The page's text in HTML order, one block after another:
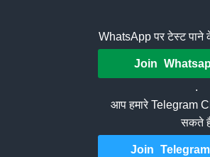
WhatsApp पर टेस्ट पाने
Join
.
आप हमारे Telegram
सकते
Join